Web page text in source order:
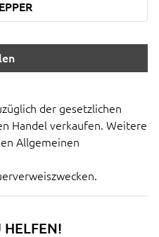
HELFEN!
der gesetzlichen
Handel verkaufen. Weitere
Allgemeinen